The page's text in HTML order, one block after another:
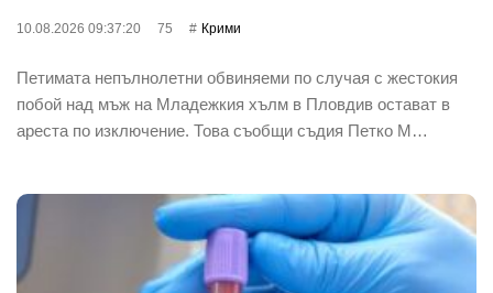
10.08.2026 09:37:20 75 Крими
Петимата непълнолетни обвиняеми по случая с жестокия
побой над мъж на Младежкия хълм в Пловдив остават в
ареста по изключение. Това съобщи съдия Петко М…